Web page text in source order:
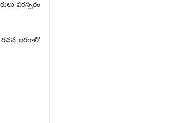
పరస్పరం
జరగాలి’